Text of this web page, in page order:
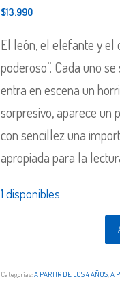
$13.990
El león, el elefante y el
poderoso”. Cada uno
entra en escena un
sorpresivo, aparece un
con sencillez una
apropiada para la
1 disponibles
Categorías:A PARTIR DE LOS 4 AÑOS ,A